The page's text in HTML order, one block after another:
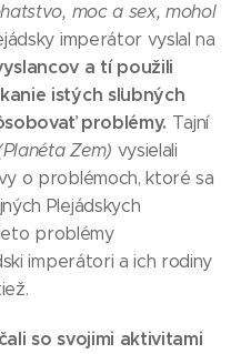
moc a sex, mohol
imperátor vyslal na
a tí použili
istých sľubných
problémy. Tajní
Zem) vysielali
o problémoch, ktoré sa
Plejádskych
problémy
imperátori a ich rodiny
so svojimi aktivitami